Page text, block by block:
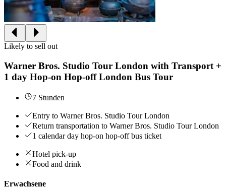
Likely to sell out
Warner Bros. Studio Tour London with Transport +
1 day Hop-on Hop-off London Bus Tour
7 Stunden
Entry to Warner Bros. Studio Tour London
Return transportation to Warner Bros. Studio Tour London
1 calendar day hop-on hop-off bus ticket
Hotel pick-up
Food and drink
Erwachsene